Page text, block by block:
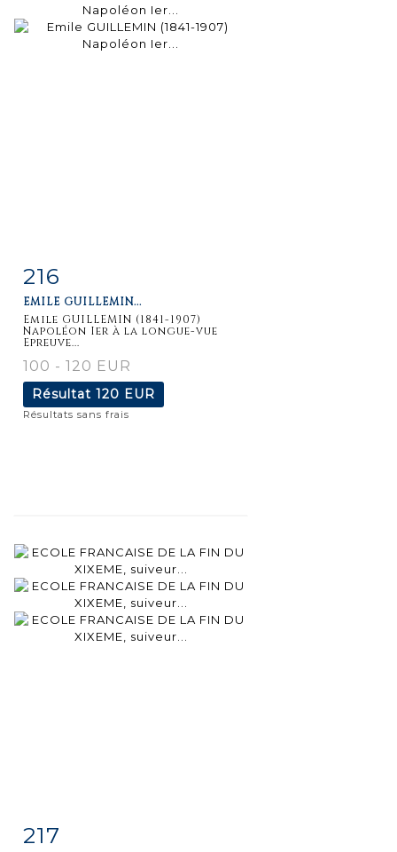
216
EMILE GUILLEMIN...
Emile GUILLEMIN (1841-1907)
Napoléon Ier à la longue-vue
Epreuve...
100 - 120 EUR
Résultat 120 EUR
Résultats sans frais
217